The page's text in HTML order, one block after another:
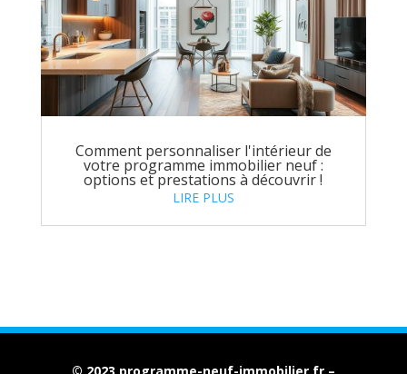
Comment personnaliser l'intérieur de
votre programme immobilier neuf :
options et prestations à découvrir !
LIRE PLUS